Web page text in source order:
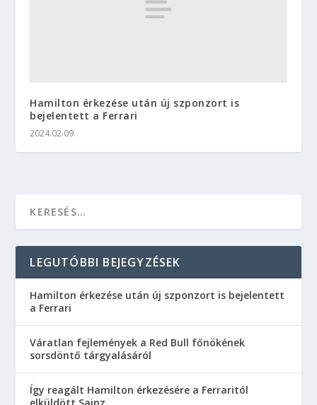
Hamilton érkezése után új szponzort is
bejelentett a Ferrari
2024.02.09.
LEGUTÓBBI BEJEGYZÉSEK
Hamilton érkezése után új szponzort is bejelentett
a Ferrari
Váratlan fejlemények a Red Bull főnökének
sorsdöntő tárgyalásáról
Így reagált Hamilton érkezésére a Ferraritól